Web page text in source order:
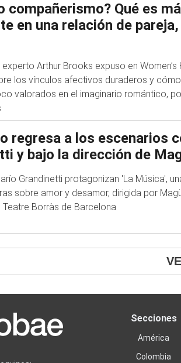
compañerismo? Qué es
en una relación de
Arthur Brooks expuso en Women’s
los vínculos afectivos duraderos y
valorados en el imaginario romántico,
regresa a los escenarios
y bajo la dirección de
Grandinetti protagonizan 'La Música',
sobre amor y desamor, dirigida por
Teatre Borràs de Barcelona
Secciones
América
Colombia